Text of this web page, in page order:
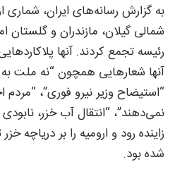
به گزارش رسانه‌های ایران، شماری
شمالی گیلان، مازندران و گلستان
رئیسه تجمع کردند. آنها
آنها شعارهایی همچون “نه ملت به
“استیضاح وزیر نیرو فوری”، “مردم
نمی‌دهند”، “انتقال آب خزر،
زاینده رود و ارومیه را بر دریاچه
شده بود.